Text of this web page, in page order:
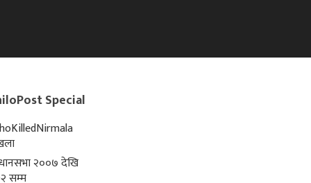
Special
२००७ देखि
सम्म